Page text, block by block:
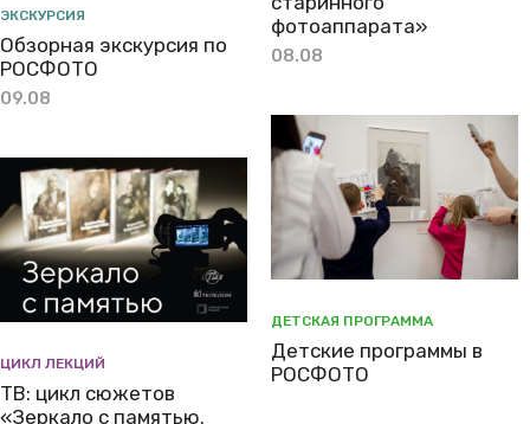
фотоаппарата»
08.08
ЭКСКУРСИЯ
Обзорная экскурсия по
РОСФОТО
09.08
ДЕТСКАЯ ПРОГРАММА
Детские программы в
РОСФОТО
ЦИКЛ ЛЕКЦИЙ
ТВ: цикл сюжетов
«Зеркало с памятью.